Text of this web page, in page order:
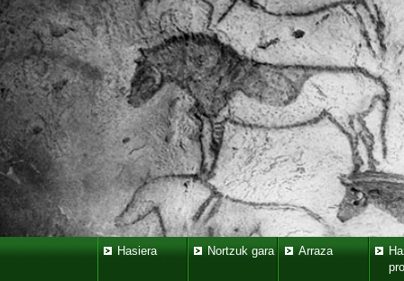
Hasiera Nortzuk gara Arraza